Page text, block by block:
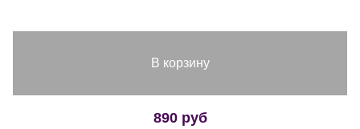
В корзину
890 руб